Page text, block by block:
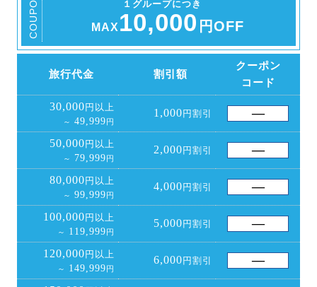
１グループにつき
MAX 10,000 円OFF
COUPON
旅行代金 割引額
クーポン
コード
30,000 円以上
～ 49,999円
1,000 円割引
50,000 円以上
～ 79,999円
2,000 円割引
80,000 円以上
～ 99,999円
4,000 円割引
100,000 円以上
～ 119,999円
5,000 円割引
120,000 円以上
～ 149,999円
6,000 円割引